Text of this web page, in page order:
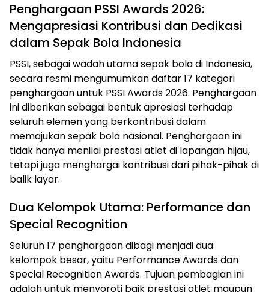
Penghargaan PSSI Awards 2026:
Mengapresiasi Kontribusi dan Dedikasi
dalam Sepak Bola Indonesia
PSSI, sebagai wadah utama sepak bola di Indonesia,
secara resmi mengumumkan daftar 17 kategori
penghargaan untuk PSSI Awards 2026. Penghargaan
ini diberikan sebagai bentuk apresiasi terhadap
seluruh elemen yang berkontribusi dalam
memajukan sepak bola nasional. Penghargaan ini
tidak hanya menilai prestasi atlet di lapangan hijau,
tetapi juga menghargai kontribusi dari pihak-pihak di
balik layar.
Dua Kelompok Utama: Performance dan
Special Recognition
Seluruh 17 penghargaan dibagi menjadi dua
kelompok besar, yaitu Performance Awards dan
Special Recognition Awards. Tujuan pembagian ini
adalah untuk menyoroti baik prestasi atlet maupun